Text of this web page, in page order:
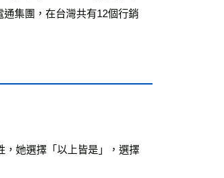
集團，在台灣共有12個行銷
，她選擇「以上皆是」，選擇